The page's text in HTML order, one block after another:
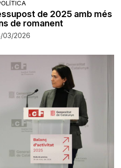
de 2025 amb més
de romanent
03/2026